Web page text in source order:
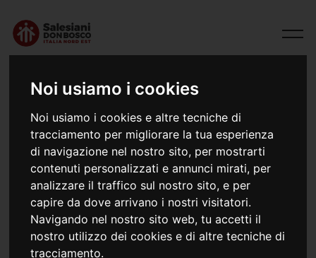
Noi usiamo i cookies
Noi usiamo i cookies e altre tecniche di
tracciamento per migliorare la tua esperienza
di navigazione nel nostro sito, per mostrarti
contenuti personalizzati e annunci mirati, per
analizzare il traffico sul nostro sito, e per
capire da dove arrivano i nostri visitatori.
Navigando nel nostro sito web, tu accetti il
nostro utilizzo dei cookies e di altre tecniche di
tracciamento.
09/11/2025
MGS Biennio - 1 incontro